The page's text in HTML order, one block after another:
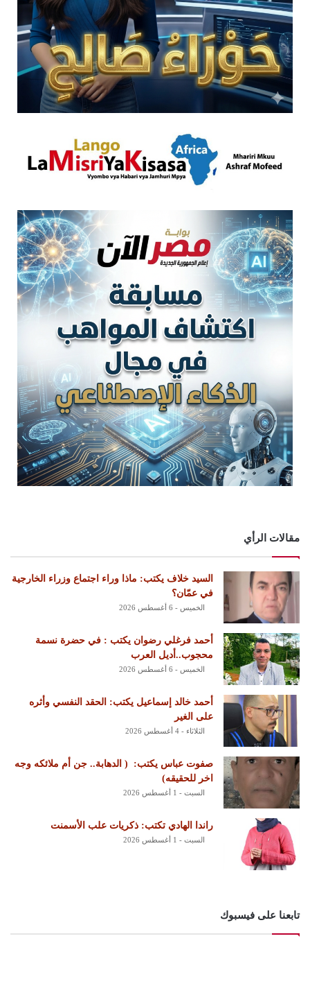
مقالات الرأي
السيد خلاف يكتب: ماذا وراء اجتماع وزراء الخارجية
في عمّان؟
الخميس - 6 أغسطس 2026
أحمد فرغلي رضوان يكتب : في حضرة نسمة
محجوب..أديل العرب
الخميس - 6 أغسطس 2026
أحمد خالد إسماعيل يكتب: الحقد النفسي وأثره
على الغير
الثلاثاء - 4 أغسطس 2026
‏صفوت عباس يكتب: ‏ ‏( الدهابة.. جن أم ملائكه وجه
اخر للحقيقه)
السبت - 1 أغسطس 2026
راندا الهادي تكتب: ذكريات علب الأسمنت
السبت - 1 أغسطس 2026
تابعنا على فيسبوك